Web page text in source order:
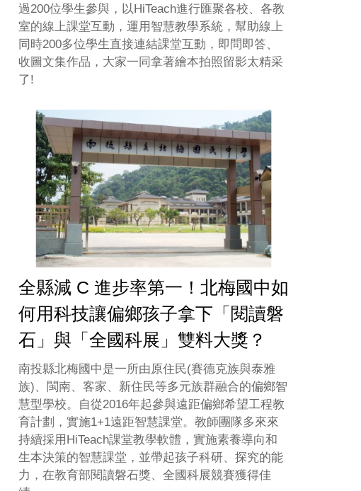
過200位學生參與，以HiTeach進行匯聚各校、各教
室的線上課堂互動，運用智慧教學系統，幫助線上
同時200多位學生直接連結課堂互動，即問即答、
收圖文集作品，大家一同拿著繪本拍照留影太精采
了!
全縣減 C 進步率第一！北梅國中如
何用科技讓偏鄉孩子拿下「閱讀磐
石」與「全國科展」雙料大獎？
南投縣北梅國中是一所由原住民(賽德克族與泰雅
族)、閩南、客家、新住民等多元族群融合的偏鄉智
慧型學校。自從2016年起參與遠距偏鄉希望工程教
育計劃，實施1+1遠距智慧課堂。教師團隊多來來
持續採用HiTeach課堂教學軟體，實施素養導向和
生本決策的智慧課堂，並帶起孩子科研、探究的能
力，在教育部閱讀磐石獎、全國科展競賽獲得佳